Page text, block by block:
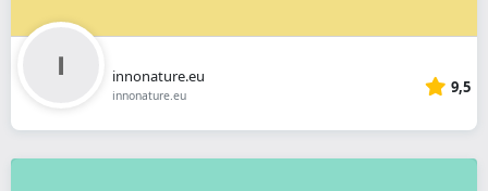
innonature.eu
innonature.eu 9,5